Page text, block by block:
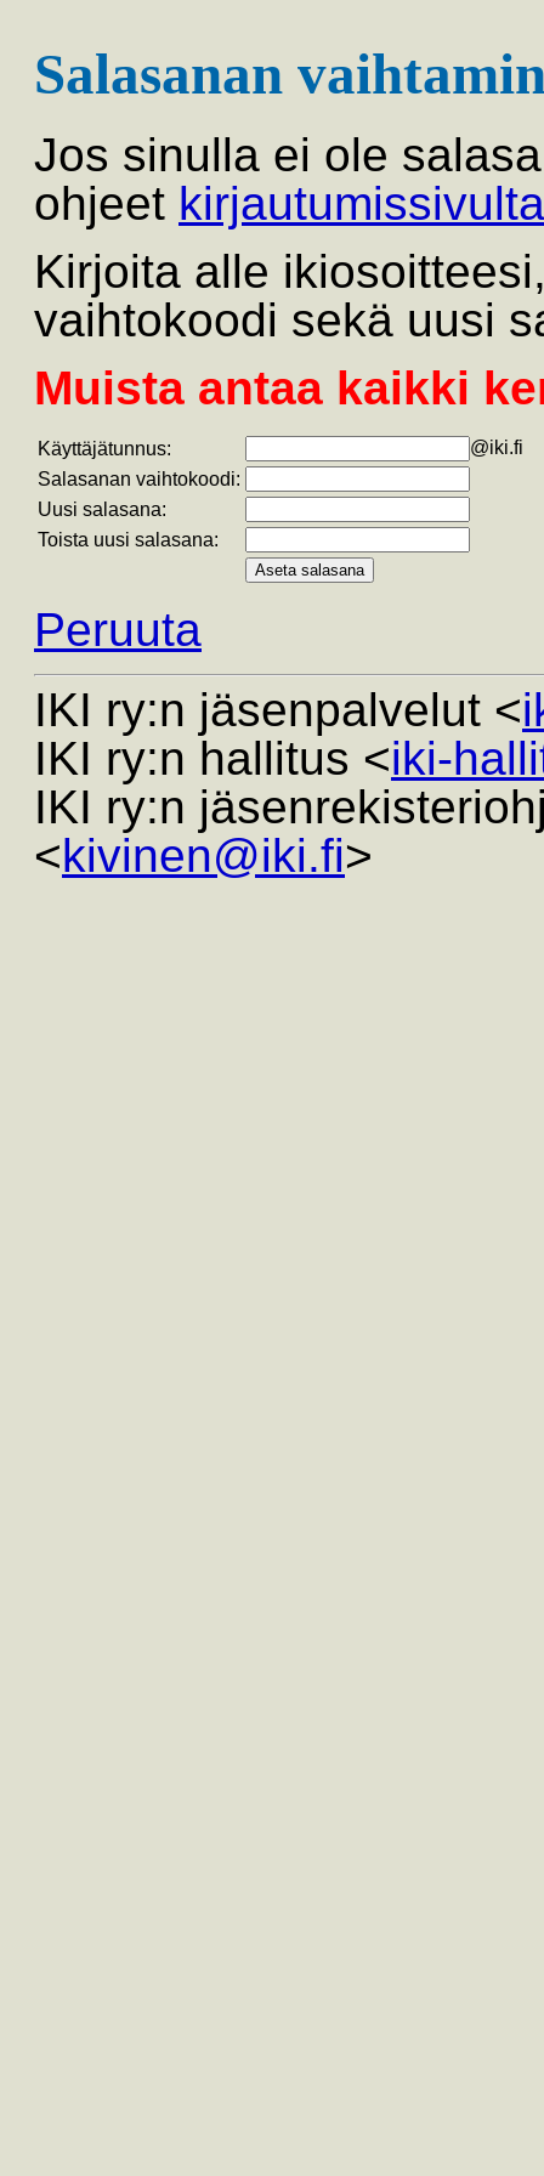
Salasanan
Jos sinulla ei ole
ohjeet kirjautumissivulta
Kirjoita alle
vaihtokoodi sekä uusi
Muista antaa kaikki
Käyttäjätunnus:
@iki.fi
Salasanan vaihtokoodi:
Uusi salasana:
Toista uusi salasana:
Peruuta
IKI ry:n jäsenpalvelut <
IKI ry:n hallitus <iki-
IKI ry:n
<kivinen@iki.fi>